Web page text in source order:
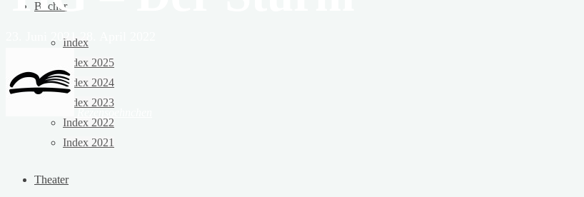
Bücher
Index
Index 2025
Index 2024
Index 2023
Index 2022
Index 2021
Theater
23. Juni 2021